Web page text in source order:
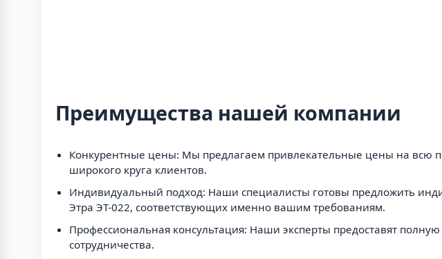
Преимущества нашей компании
Конкурентные цены: Мы предлагаем привлекательные цены на всю
широкого круга клиентов.
Индивидуальный подход: Наши специалисты готовы предложить
Этра ЭТ-022, соответствующих именно вашим требованиям.
Профессиональная консультация: Наши эксперты предоставят
сотрудничества.